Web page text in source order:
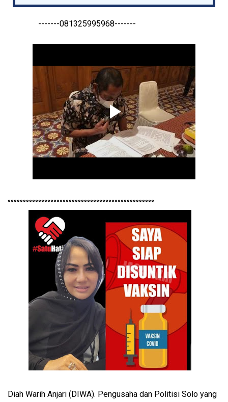
-------081325995968-------
°°°°°°°°°°°°°°°°°°°°°°°°°°°°°°°°°°°°°°°°°°°°°°°°
Diah Warih Anjari (DIWA). Pengusaha dan Politisi Solo yang